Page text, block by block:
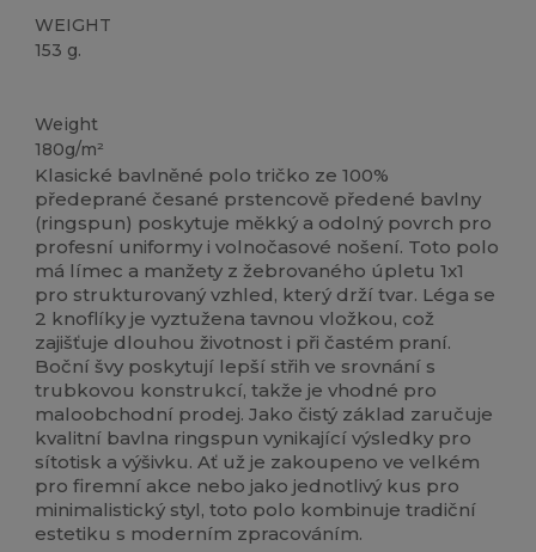
WEIGHT
153 g.
Weight
180g/m²
Klasické bavlněné polo tričko ze 100%
předeprané česané prstencově předené bavlny
(ringspun) poskytuje měkký a odolný povrch pro
profesní uniformy i volnočasové nošení. Toto polo
má límec a manžety z žebrovaného úpletu 1x1
pro strukturovaný vzhled, který drží tvar. Léga se
2 knoflíky je vyztužena tavnou vložkou, což
zajišťuje dlouhou životnost i při častém praní.
Boční švy poskytují lepší střih ve srovnání s
trubkovou konstrukcí, takže je vhodné pro
maloobchodní prodej. Jako čistý základ zaručuje
kvalitní bavlna ringspun vynikající výsledky pro
sítotisk a výšivku. Ať už je zakoupeno ve velkém
pro firemní akce nebo jako jednotlivý kus pro
minimalistický styl, toto polo kombinuje tradiční
estetiku s moderním zpracováním.